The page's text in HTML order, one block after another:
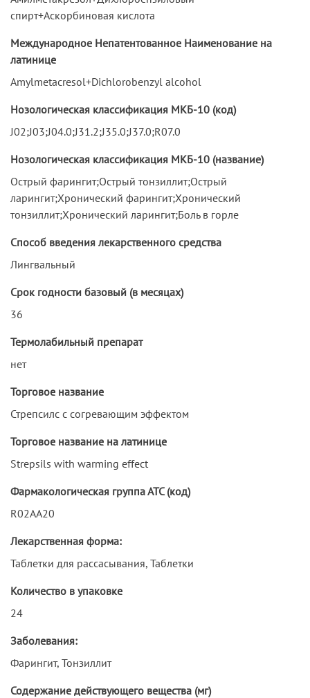
спирт+Аскорбиновая кислота
Международное Непатентованное Наименование на
латинице
Amylmetacresol+Dichlorobenzyl alcohol
Нозологическая классификация МКБ-10 (код)
J02;J03;J04.0;J31.2;J35.0;J37.0;R07.0
Нозологическая классификация МКБ-10 (название)
Острый фарингит;Острый тонзиллит;Острый
ларингит;Хронический фарингит;Хронический
тонзиллит;Хронический ларингит;Боль в горле
Способ введения лекарственного средства
Лингвальный
Срок годности базовый (в месяцах)
36
Термолабильный препарат
нет
Торговое название
Стрепсилс с согревающим эффектом
Торговое название на латинице
Strepsils with warming effect
Фармакологическая группа АТС (код)
R02AA20
Лекарственная форма:
Таблетки для рассасывания, Таблетки
Количество в упаковке
24
Заболевания:
Фарингит, Тонзиллит
Содержание действующего вещества (мг)